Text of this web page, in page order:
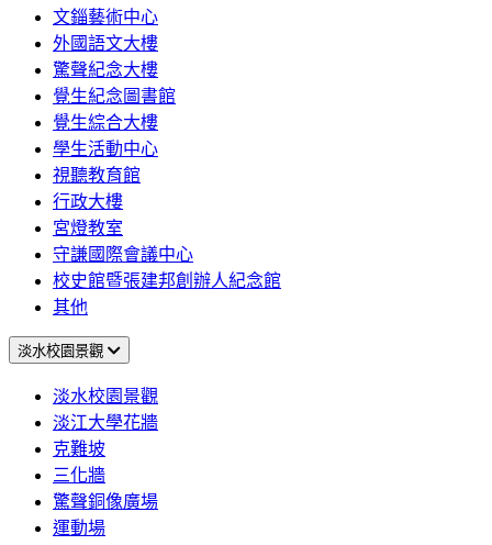
文錙藝術中心
外國語文大樓
驚聲紀念大樓
覺生紀念圖書館
覺生綜合大樓
學生活動中心
視聽教育館
行政大樓
宮燈教室
守謙國際會議中心
校史館暨張建邦創辦人紀念館
其他
淡水校園景觀
淡水校園景觀
淡江大學花牆
克難坡
三化牆
驚聲銅像廣場
運動場